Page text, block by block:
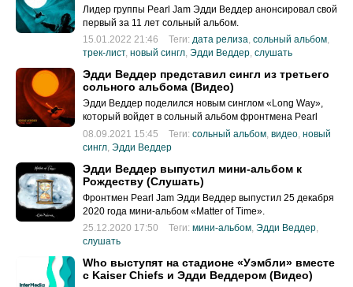
Лидер группы Pearl Jam Эдди Веддер анонсировал свой
первый за 11 лет сольный альбом.
15.01.2022 21:46
Теги: дата релиза, сольный альбом,
трек-лист, новый сингл, Эдди Веддер, слушать
Эдди Веддер представил сингл из третьего
сольного альбома (Видео)
Эдди Веддер поделился новым синглом «Long Way»,
который войдет в сольный альбом фронтмена Pearl
Jam «Earthling».
08.09.2021 15:45 Теги: сольный альбом видео новый
сингл Эдди Веддер
Эдди Веддер выпустил мини-альбом к
Рождеству (Слушать)
Фронтмен Pearl Jam Эдди Веддер выпустил 25 декабря
2020 года мини-альбом «Matter of Time».
25.12.2020 17:50
Теги: мини-альбом, Эдди Веддер,
слушать
Who выступят на стадионе «Уэмбли» вместе
с Kaiser Chiefs и Эдди Веддером (Видео)